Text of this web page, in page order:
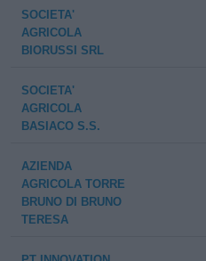
SOCIETA'
AGRICOLA
BIORUSSI SRL
SOCIETA'
AGRICOLA
BASIACO S.S.
AZIENDA
AGRICOLA TORRE
BRUNO DI BRUNO
TERESA